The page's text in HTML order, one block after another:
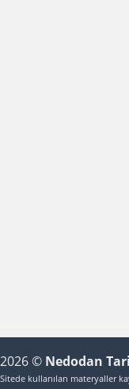
2026 © Nedodan
Sitede kullanılan materyaller